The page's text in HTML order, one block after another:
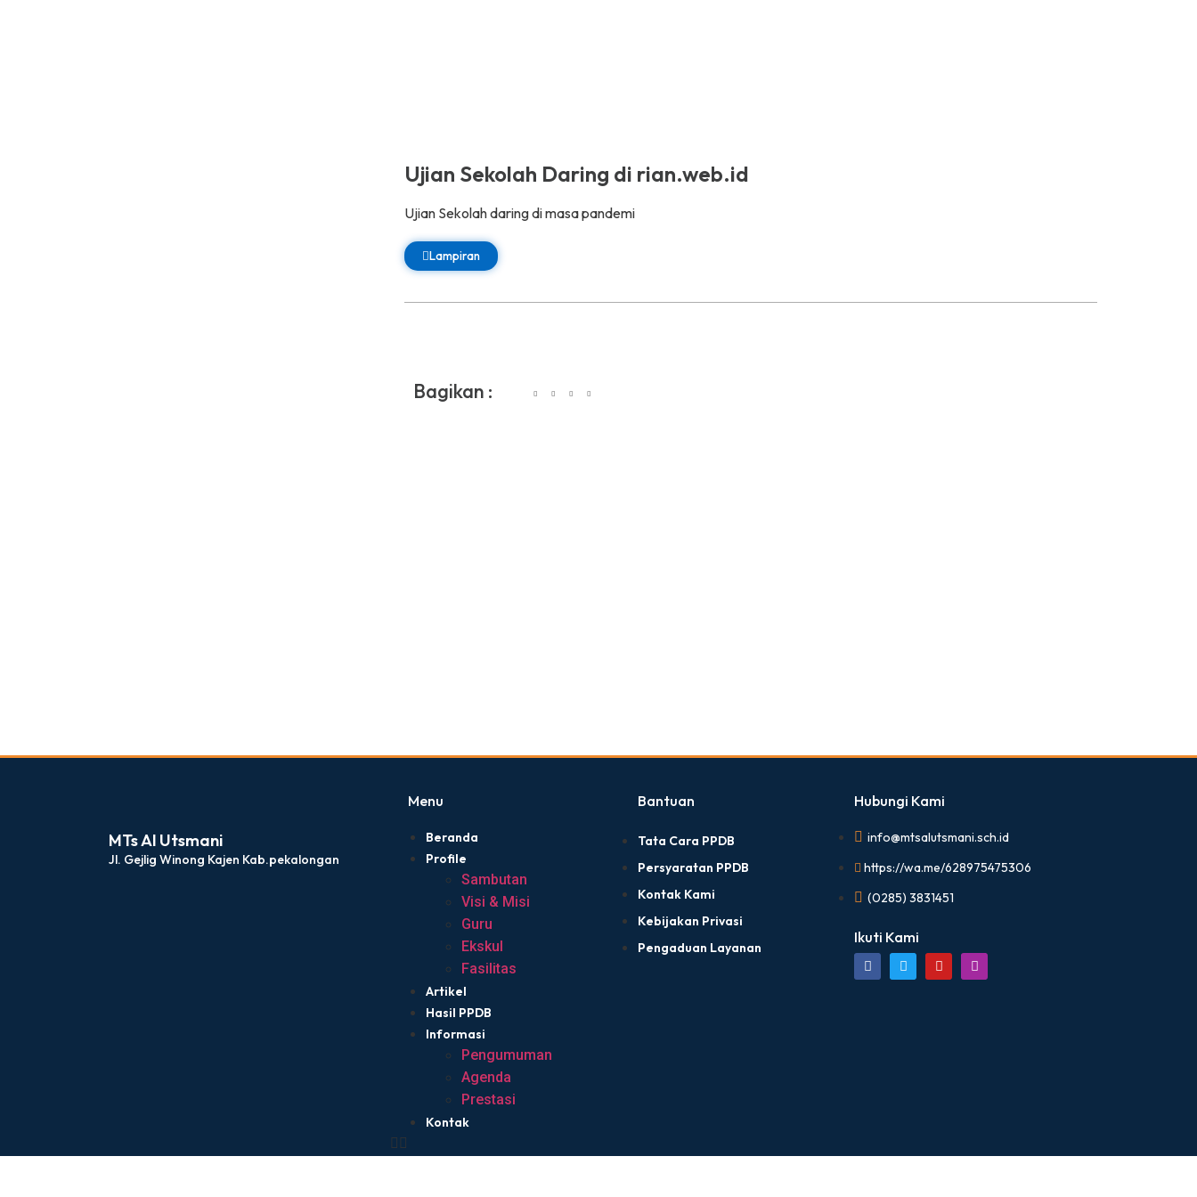
Ujian Sekolah Daring di rian.web.id
Ujian Sekolah daring di masa pandemi
Lampiran
Bagikan :
MTs Al Utsmani
Jl. Gejlig Winong Kajen Kab.pekalongan
Menu
Beranda
Profile
Sambutan
Visi & Misi
Guru
Ekskul
Fasilitas
Artikel
Hasil PPDB
Informasi
Pengumuman
Agenda
Prestasi
Kontak
Bantuan
Tata Cara PPDB
Persyaratan PPDB
Kontak Kami
Kebijakan Privasi
Pengaduan Layanan
Hubungi Kami
info@mtsalutsmani.sch.id
https://wa.me/628975475306
(0285) 3831451
Ikuti Kami